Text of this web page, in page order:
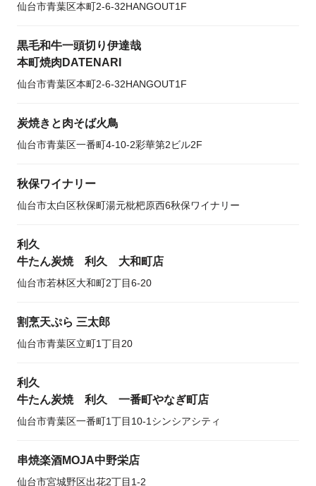
仙台市青葉区本町2-6-32HANGOUT1F
黒毛和牛一頭切り伊達哉
本町焼肉DATENARI
仙台市青葉区本町2-6-32HANGOUT1F
炭焼きと肉そば火鳥
仙台市青葉区一番町4-10-2彩華第2ビル2F
秋保ワイナリー
仙台市太白区秋保町湯元枇杷原西6秋保ワイナリー
利久
牛たん炭焼 利久 大和町店
仙台市若林区大和町2丁目6-20
割烹天ぷら 三太郎
仙台市青葉区立町1丁目20
利久
牛たん炭焼 利久 一番町やなぎ町店
仙台市青葉区一番町1丁目10-1シンシアシティ
串焼楽酒MOJA中野栄店
仙台市宮城野区出花2丁目1-2